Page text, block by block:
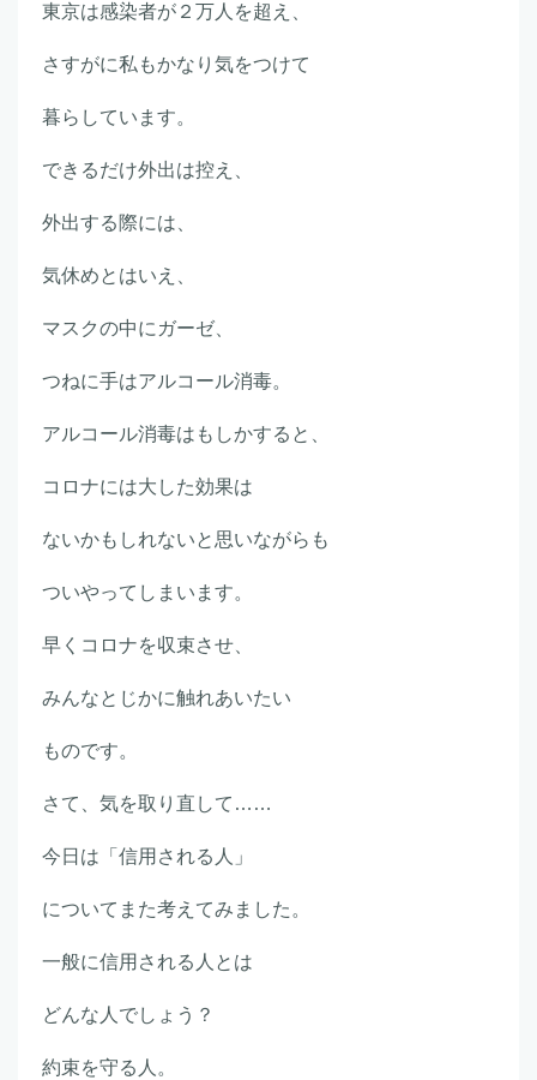
東京は感染者が２万人を超え、
さすがに私もかなり気をつけて
暮らしています。
できるだけ外出は控え、
外出する際には、
気休めとはいえ、
マスクの中にガーゼ、
つねに手はアルコール消毒。
アルコール消毒はもしかすると、
コロナには大した効果は
ないかもしれないと思いながらも
ついやってしまいます。
早くコロナを収束させ、
みんなとじかに触れあいたい
ものです。
さて、気を取り直して……
今日は「信用される人」
についてまた考えてみました。
一般に信用される人とは
どんな人でしょう？
約束を守る人。